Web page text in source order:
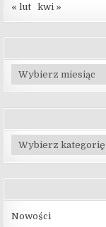
« lut kwi »
Archiwa
Kategorie
Nowości